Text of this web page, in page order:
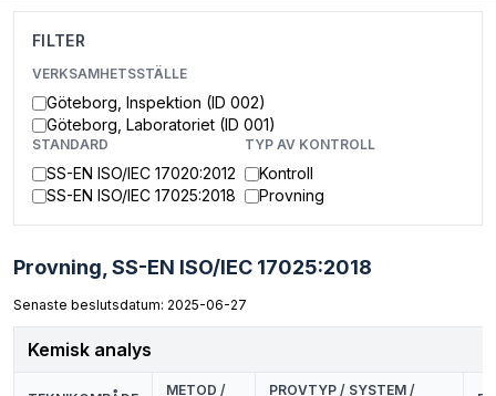
FILTER
VERKSAMHETSSTÄLLE
Göteborg, Inspektion (ID 002)
Göteborg, Laboratoriet (ID 001)
STANDARD
SS-EN ISO/IEC 17020:2012
SS-EN ISO/IEC 17025:2018
TYP AV KONTROLL
Kontroll
Provning
Provning, SS-EN ISO/IEC 17025:2018
Senaste beslutsdatum: 2025-06-27
Kemisk analys
METOD /
PROVTYP / SYSTEM /